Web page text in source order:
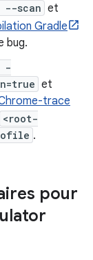
--scan et
Gradle
bug.
-
et
trace
<root-
.
pour